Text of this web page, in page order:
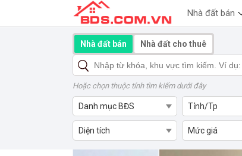
Nhà đất bán Nhà đất cho thuê
Hoặc chọn thuộc tính tìm kiếm dưới đây
Danh mục BĐS Tỉnh/Tp
Diện tích Mức giá
Nhà đất bán